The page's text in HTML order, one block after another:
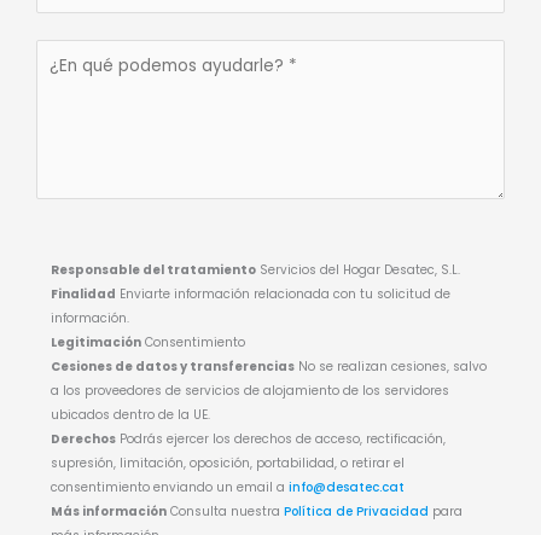
Responsable del tratamiento Servicios del Hogar Desatec, S.L.
Finalidad Enviarte información relacionada con tu solicitud de
información.
Legitimación Consentimiento
Cesiones de datos y transferencias No se realizan cesiones, salvo
a los proveedores de servicios de alojamiento de los servidores
ubicados dentro de la UE.
Derechos Podrás ejercer los derechos de acceso, rectificación,
supresión, limitación, oposición, portabilidad, o retirar el
consentimiento enviando un email a info@desatec.cat
Más información Consulta nuestra Política de Privacidad para